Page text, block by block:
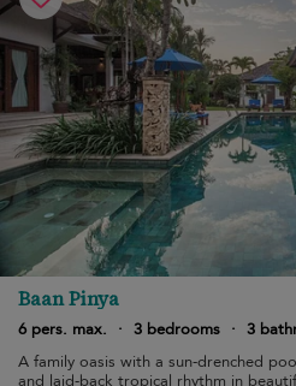
Baan Pinya
6 pers. max.
· 3 bedrooms · 3
A family oasis with a sun-drenched
and laid-back tropical rhythm in